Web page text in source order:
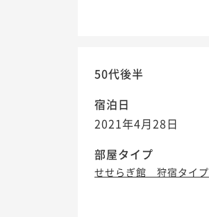
50代後半
宿泊日
2021年4月28日
部屋タイプ
せせらぎ館 狩宿タイプ